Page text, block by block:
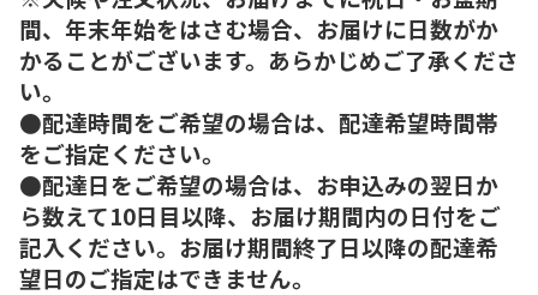
間、年末年始をはさむ場合、お届けに日数がか
かることがございます。あらかじめご了承くださ
い。
●配達時間をご希望の場合は、配達希望時間帯
をご指定ください。
●配達日をご希望の場合は、お申込みの翌日か
ら数えて10日目以降、お届け期間内の日付をご
記入ください。お届け期間終了日以降の配達希
望日のご指定はできません。